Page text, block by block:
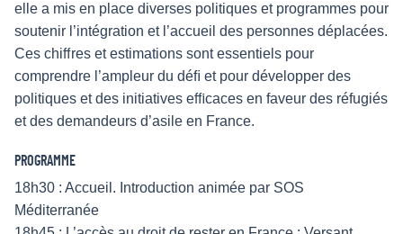
elle a mis en place diverses politiques et programmes pour
soutenir l’intégration et l’accueil des personnes déplacées.
Ces chiﬀres et estimations sont essentiels pour
comprendre l’ampleur du déﬁ et pour développer des
politiques et des initiatives eﬃcaces en faveur des réfugiés
et des demandeurs d’asile en France.
PROGRAMME
18h30 : Accueil. Introduction animée par SOS
Méditerranée